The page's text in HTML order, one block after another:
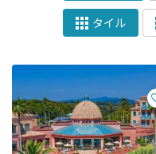
タイル